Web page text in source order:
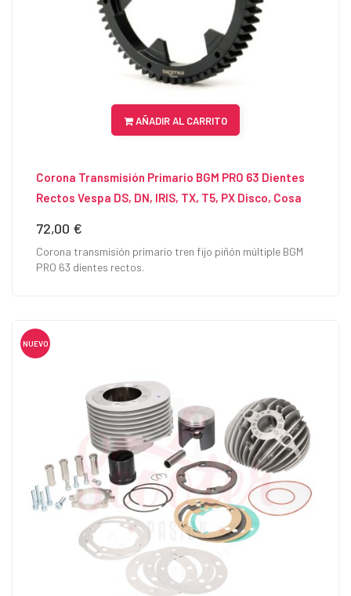
AÑADIR AL CARRITO
Corona Transmisión Primario BGM PRO 63 Dientes
Rectos Vespa DS, DN, IRIS, TX, T5, PX Disco, Cosa
Precio
72,00 €
Corona transmisión primario tren fijo piñón múltiple BGM
PRO 63 dientes rectos.
NUEVO